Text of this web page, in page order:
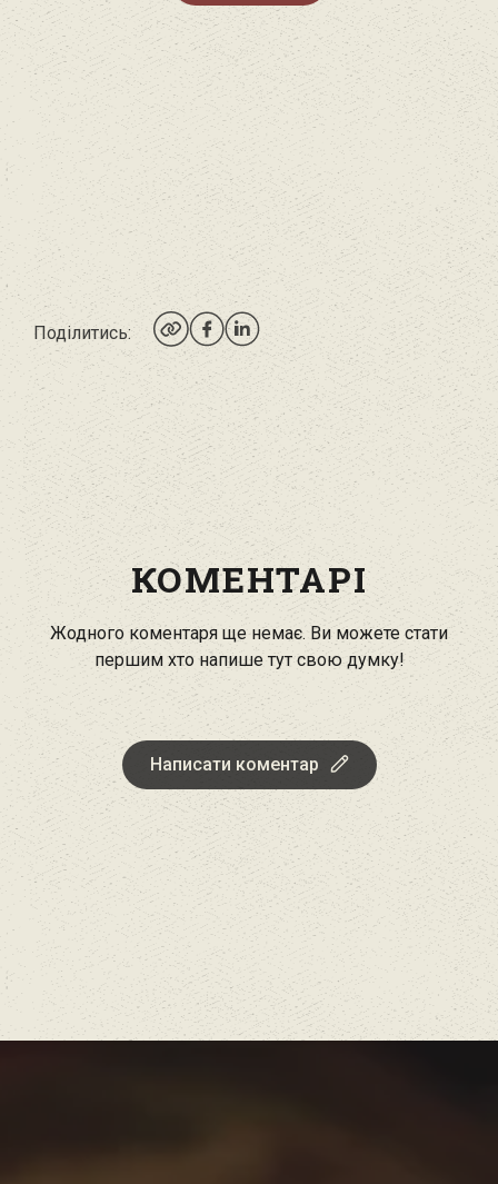
Поділитись:
КОМЕНТАРІ
Жодного коментаря ще немає. Ви можете стати
першим хто напише тут свою думку!
Написати коментар